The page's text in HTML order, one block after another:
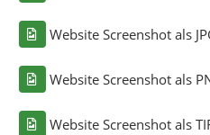
Website Screenshot als
Website Screenshot als
Website Screenshot als